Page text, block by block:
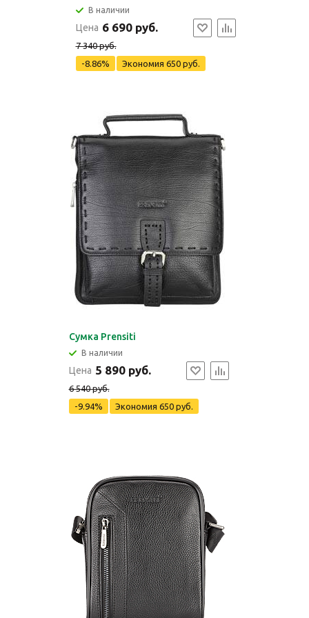
В наличии
Цена 6 690 руб.
7 340 руб.
-8.86%
Экономия 650 руб.
Сумка Prensiti
В наличии
Цена 5 890 руб.
6 540 руб.
-9.94%
Экономия 650 руб.